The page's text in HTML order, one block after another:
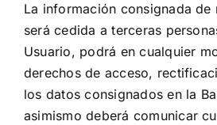
La información consignada de
será cedida a terceras
Usuario, podrá en cualquier
derechos de acceso,
los datos consignados en la
asimismo deberá comunicar